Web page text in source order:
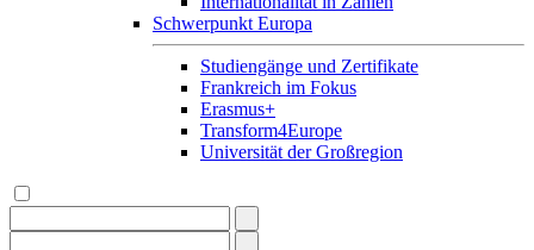
Schwerpunkt Europa
Studiengänge und Zertifikate
Frankreich im Fokus
Erasmus+
Transform4Europe
Universität der Großregion